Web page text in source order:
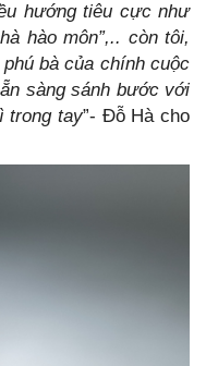
hướng tiêu cực như
hào môn”,.. còn tôi,
bà của chính cuộc
sàng sánh bước với
trong tay”- Đỗ Hà cho